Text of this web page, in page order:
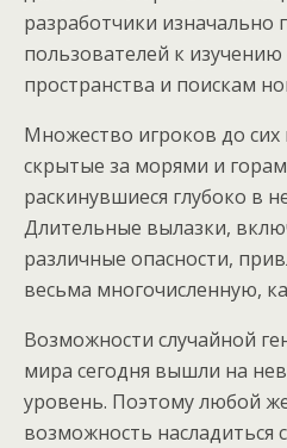
разработчики изначально
пользователей к
пространства и поискам
Множество игроков до
скрытые за морями и
раскинувшиеся глубоко в
Длительные вылазки,
различные опасности,
весьма многочисленную,
Возможности случайной
мира сегодня вышли на
уровень. Поэтому любой
возможность